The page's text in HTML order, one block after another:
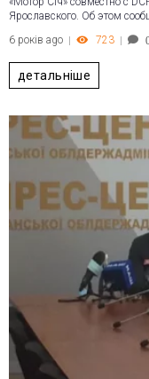
Ярославского. Об этом
6 років ago
723
детальніше